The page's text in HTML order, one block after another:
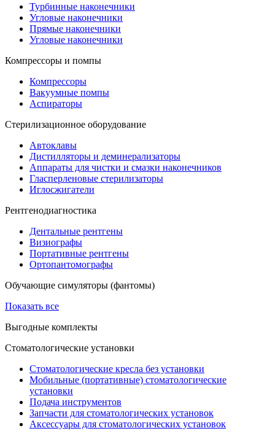
Турбинные наконечники
Угловые наконечники
Прямые наконечники
Угловые наконечники
Компрессоры и помпы
Компрессоры
Вакуумные помпы
Аспираторы
Стерилизационное оборудование
Автоклавы
Дистилляторы и деминерализаторы
Аппараты для чистки и смазки наконечников
Гласперленовые стерилизаторы
Иглосжигатели
Рентгенодиагностика
Дентальные рентгены
Визиографы
Портативные рентгены
Ортопантомографы
Обучающие симуляторы (фантомы)
Показать все
Выгодные комплекты
Стоматологические установки
Стоматологические кресла без установки
Мобильные (портативные) стоматологические
установки
Подача инструментов
Запчасти для стоматологических установок
Аксессуары для стоматологических установок